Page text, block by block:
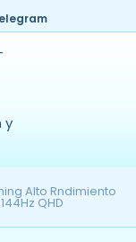
Alto Rndimiento
QHD